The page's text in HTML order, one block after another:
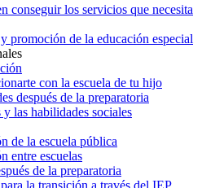
conseguir los servicios que necesita
promoción de la educación especial
con la escuela de tu hijo
después de la preparatoria
las habilidades sociales
de la escuela pública
entre escuelas
de la preparatoria
la transición a través del IEP